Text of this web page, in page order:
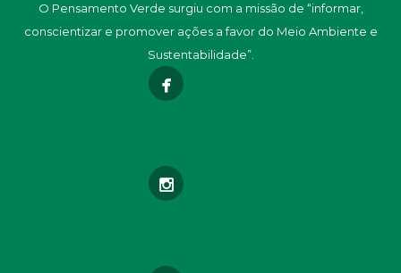
O Pensamento Verde surgiu com a missão de “informar,
conscientizar e promover ações a favor do Meio Ambiente e
Sustentabilidade”.